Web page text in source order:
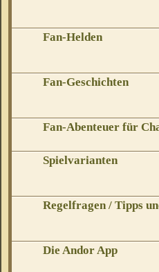
Fan-Helden
Fan-Geschichten
Fan-Abenteuer für
Spielvarianten
Regelfragen / Tipps
Die Andor App